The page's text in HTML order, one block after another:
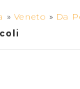
»Veneto » Da